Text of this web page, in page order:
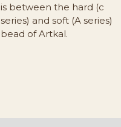
is between the hard (c
series) and soft (A series)
bead of Artkal.